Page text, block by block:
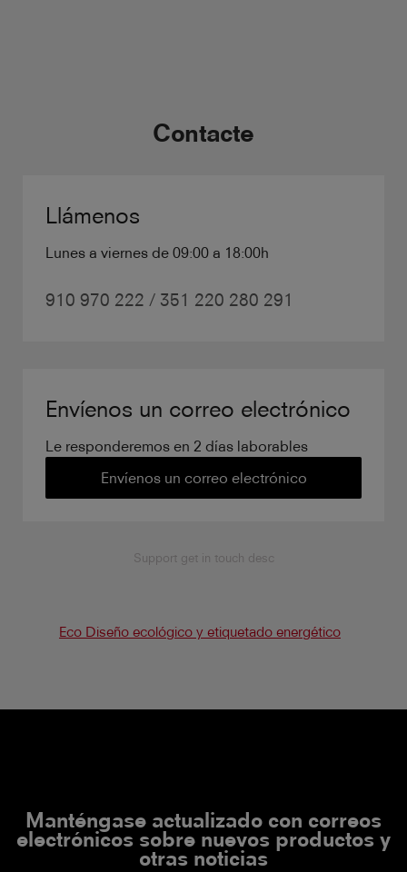
Contacte
Llámenos
Lunes a viernes de 09:00 a 18:00h
910 970 222 / 351 220 280 291
Envíenos un correo electrónico
Le responderemos en 2 días laborables
Envíenos un correo electrónico
Support get in touch desc
Eco Diseño ecológico y etiquetado energético
Manténgase actualizado con correos
electrónicos sobre nuevos productos y
otras noticias